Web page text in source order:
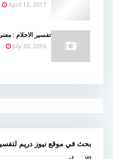
April 12, 2017
تفسير الاحلام :
July 30, 2016
بحث في موقع نيوز دريم